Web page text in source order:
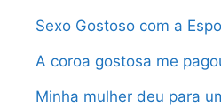
Sexo Gostoso com a
A coroa gostosa me
Minha mulher deu para